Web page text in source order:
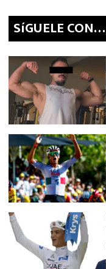
SíGUELE CON…